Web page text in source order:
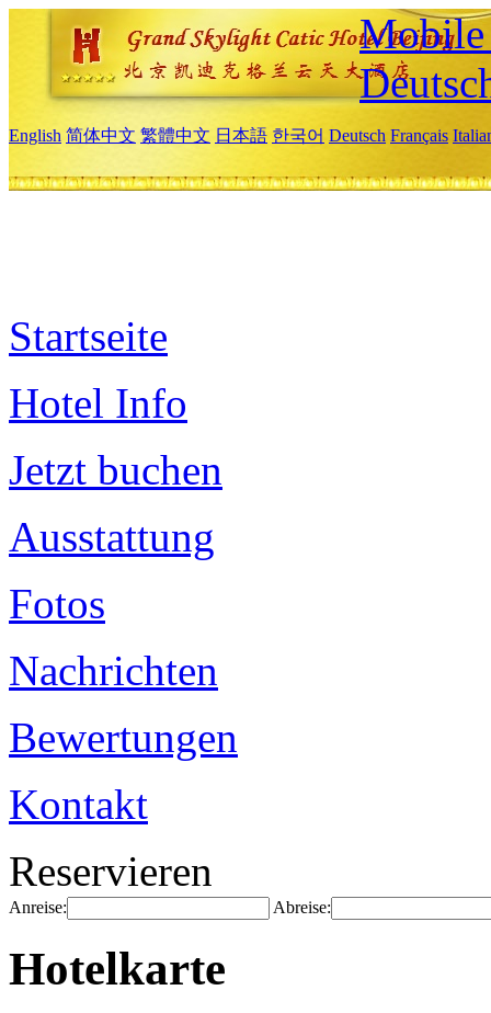
Mobile
English 简体中文 繁體中文 日本語 한국어 Deutsch Français
Startseite
Hotel Info
Jetzt buchen
Ausstattung
Fotos
Nachrichten
Bewertungen
Kontakt
Reservieren
Anreise: Abreise:
Hotelkarte